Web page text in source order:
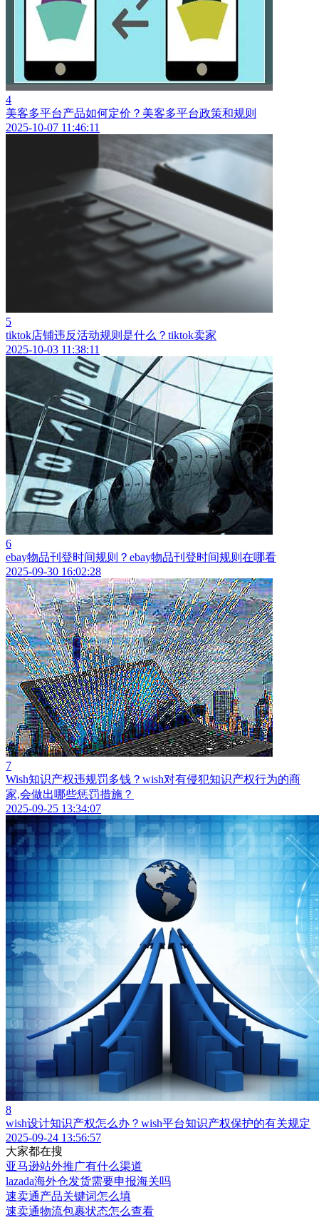
美客多平台产品如何定价？美客多平台政策和规则
2025-10-07 11:46:11
tiktok店铺违反活动规则是什么？tiktok卖家
2025-10-03 11:38:11
6
ebay物品刊登时间规则？ebay物品刊登时间规则在哪看
2025-09-30 16:02:28
7
Wish知识产权违规罚多钱？wish对有侵犯知识产权行为的商
家,会做出哪些惩罚措施？
2025-09-25 13:34:07
8
wish设计知识产权怎么办？wish平台知识产权保护的有关规定
2025-09-24 13:56:57
大家都在搜
亚马逊站外推广有什么渠道
lazada海外仓发货需要申报海关吗
速卖通产品关键词怎么填
速卖通物流包裹状态怎么查看
ebay首次上传产品有什么注意事项